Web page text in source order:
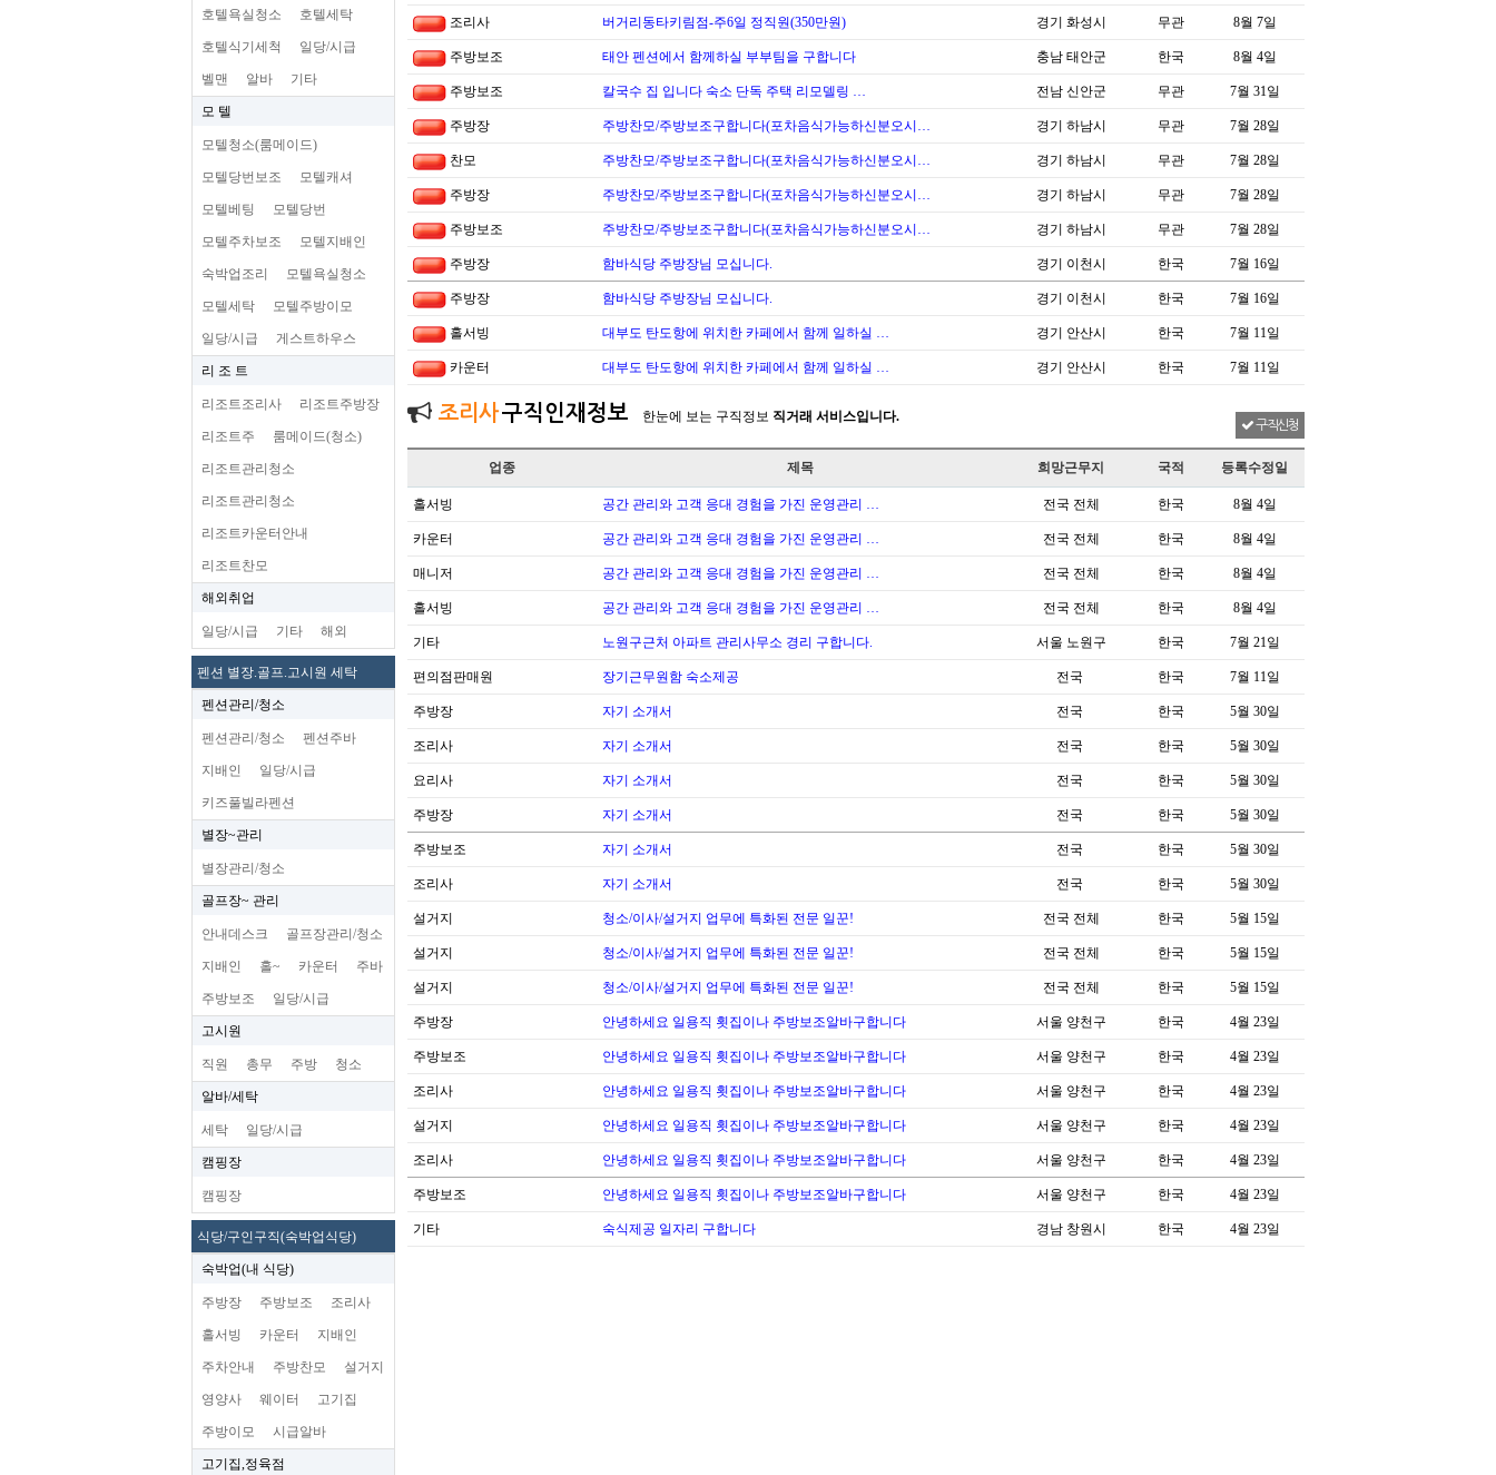
호텔욕실청소 호텔세탁
호텔식기세척 일당/시급
벨맨 알바 기타
모 텔
모텔청소(룸메이드)
모텔당번보조 모텔캐셔
모텔베팅 모텔당번
모텔주차보조 모텔지배인
숙박업조리 모텔욕실청소
모텔세탁 모텔주방이모
일당/시급 게스트하우스
리 조 트
리조트조리사 리조트주방장
리조트주 룸메이드(청소)
리조트관리청소
리조트관리청소
리조트카운터안내
리조트찬모
해외취업
일당/시급 기타 해외
펜션 별장.골프.고시원 세탁
펜션관리/청소
펜션관리/청소 펜션주바
지배인 일당/시급
키즈풀빌라펜션
별장~관리
별장관리/청소
골프장~ 관리
안내데스크 골프장관리/청소
지배인 홀~ 카운터 주바
주방보조 일당/시급
고시원
직원 총무 주방 청소
알바/세탁
세탁 일당/시급
캠핑장
캠핑장
식당/구인구직(숙박업식당)
숙박업(내 식당)
주방장 주방보조 조리사
홀서빙 카운터 지배인
주차안내 주방찬모 설거지
영양사 웨이터 고기집
주방이모 시급알바
고기집,정육점
조리사 버거리동타키림점-주6일 정직원(350만원) 경기 화성시 무관 8월 7일
주방보조 태안 펜션에서 함께하실 부부팀을 구합니다 충남 태안군 한국 8월 4일
주방보조 칼국수 집 입니다 숙소 단독 주택 리모델링 … 전남 신안군 무관 7월 31일
주방장 주방찬모/주방보조구합니다(포차음식가능하신분오시… 경기 하남시 무관 7월 28일
찬모 주방찬모/주방보조구합니다(포차음식가능하신분오시… 경기 하남시 무관 7월 28일
주방장 주방찬모/주방보조구합니다(포차음식가능하신분오시… 경기 하남시 무관 7월 28일
주방보조 주방찬모/주방보조구합니다(포차음식가능하신분오시… 경기 하남시 무관 7월 28일
주방장 함바식당 주방장님 모십니다. 경기 이천시 한국 7월 16일
주방장 함바식당 주방장님 모십니다. 경기 이천시 한국 7월 16일
홀서빙 대부도 탄도항에 위치한 카페에서 함께 일하실 … 경기 안산시 한국 7월 11일
카운터 대부도 탄도항에 위치한 카페에서 함께 일하실 … 경기 안산시 한국 7월 11일
조리사구직인재정보 한눈에 보는 구직정보 직거래 서비스입니다.
구직신청
업종 제목 희망근무지 국적 등록수정일
홀서빙 공간 관리와 고객 응대 경험을 가진 운영관리 … 전국 전체 한국 8월 4일
카운터 공간 관리와 고객 응대 경험을 가진 운영관리 … 전국 전체 한국 8월 4일
매니저 공간 관리와 고객 응대 경험을 가진 운영관리 … 전국 전체 한국 8월 4일
홀서빙 공간 관리와 고객 응대 경험을 가진 운영관리 … 전국 전체 한국 8월 4일
기타 노원구근처 아파트 관리사무소 경리 구합니다. 서울 노원구 한국 7월 21일
편의점판매원 장기근무원함 숙소제공 전국 한국 7월 11일
주방장 자기 소개서 전국 한국 5월 30일
조리사 자기 소개서 전국 한국 5월 30일
요리사 자기 소개서 전국 한국 5월 30일
주방장 자기 소개서 전국 한국 5월 30일
주방보조 자기 소개서 전국 한국 5월 30일
조리사 자기 소개서 전국 한국 5월 30일
설거지 청소/이사/설거지 업무에 특화된 전문 일꾼! 전국 전체 한국 5월 15일
설거지 청소/이사/설거지 업무에 특화된 전문 일꾼! 전국 전체 한국 5월 15일
설거지 청소/이사/설거지 업무에 특화된 전문 일꾼! 전국 전체 한국 5월 15일
주방장 안녕하세요 일용직 횟집이나 주방보조알바구합니다 서울 양천구 한국 4월 23일
주방보조 안녕하세요 일용직 횟집이나 주방보조알바구합니다 서울 양천구 한국 4월 23일
조리사 안녕하세요 일용직 횟집이나 주방보조알바구합니다 서울 양천구 한국 4월 23일
설거지 안녕하세요 일용직 횟집이나 주방보조알바구합니다 서울 양천구 한국 4월 23일
조리사 안녕하세요 일용직 횟집이나 주방보조알바구합니다 서울 양천구 한국 4월 23일
주방보조 안녕하세요 일용직 횟집이나 주방보조알바구합니다 서울 양천구 한국 4월 23일
기타 숙식제공 일자리 구합니다 경남 창원시 한국 4월 23일